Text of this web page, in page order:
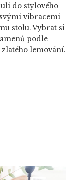
do stylového
vibracemi
stolu. Vybrat si
podle
lemování.